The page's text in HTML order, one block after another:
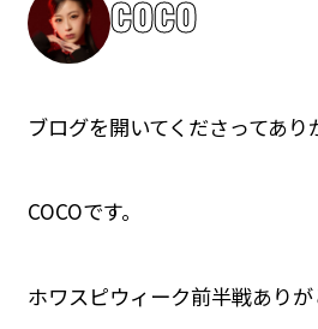
COCO
ブログを開いてくださってあり
COCOです。
ホワスピウィーク前半戦あり